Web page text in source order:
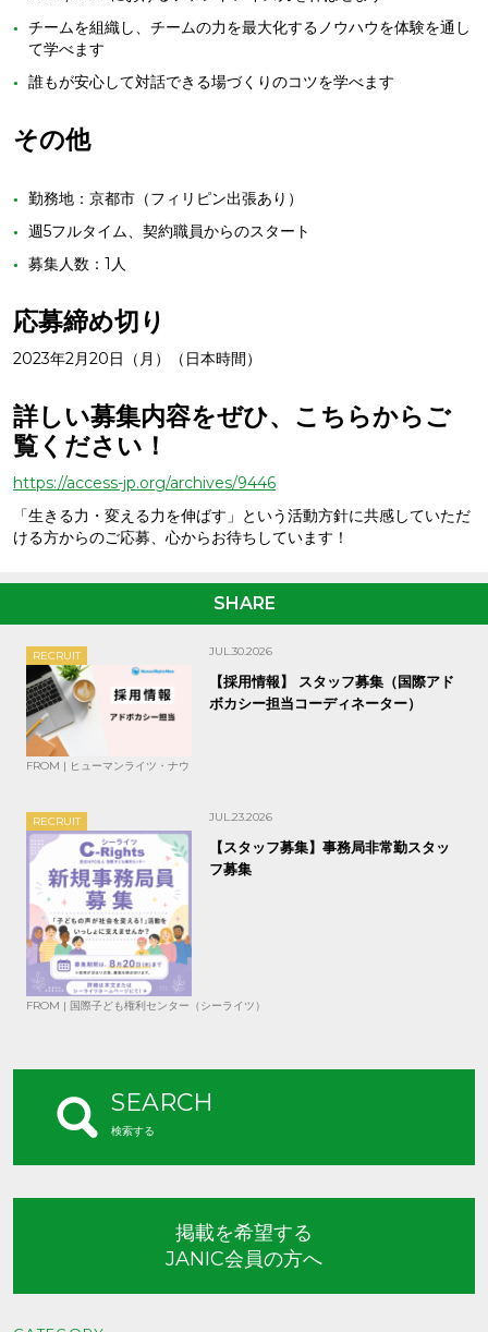
チームを組織し、チームの力を最大化するノウハウを体験を通し
て学べます
誰もが安心して対話できる場づくりのコツを学べます
その他
勤務地：京都市（フィリピン出張あり）
週5フルタイム、契約職員からのスタート
募集人数：1人
応募締め切り
2023年2月20日（月）（日本時間）
詳しい募集内容をぜひ、こちらからご
覧ください！
https://access-jp.org/archives/9446
「生きる力・変える力を伸ばす」という活動方針に共感していただ
ける方からのご応募、心からお待ちしています！
SHARE
RECRUIT JUL.30.2026
【採用情報】 スタッフ募集（国際アド
ボカシー担当コーディネーター）
FROM | ヒューマンライツ・ナウ
RECRUIT JUL.23.2026
【スタッフ募集】事務局非常勤スタッ
フ募集
FROM | 国際子ども権利センター（シーライツ）
SEARCH
検索する
掲載を希望する
JANIC会員の方へ